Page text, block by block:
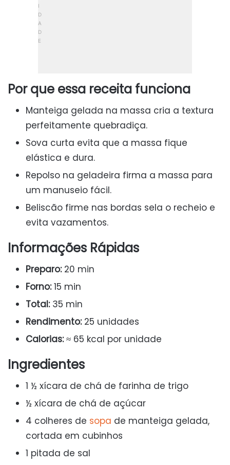
Por que essa receita funciona
Manteiga gelada na massa cria a textura
perfeitamente quebradiça.
Sova curta evita que a massa fique
elástica e dura.
Repolso na geladeira firma a massa para
um manuseio fácil.
Beliscão firme nas bordas sela o recheio e
evita vazamentos.
Informações Rápidas
Preparo:20 min
Forno:15 min
Total:35 min
Rendimento:25 unidades
Calorias:≈ 65 kcal por unidade
Ingredientes
1 ½ xícara de chá de farinha de trigo
½ xícara de chá de açúcar
4 colheres de sopa de manteiga gelada,
cortada em cubinhos
1 pitada de sal